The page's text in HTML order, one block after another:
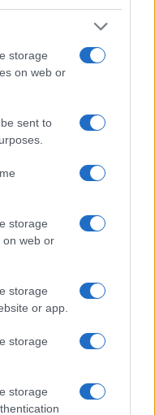
storage
on web or
sent to
storage
on web or
storage
or app.
storage
storage
Pubblicità Segnala